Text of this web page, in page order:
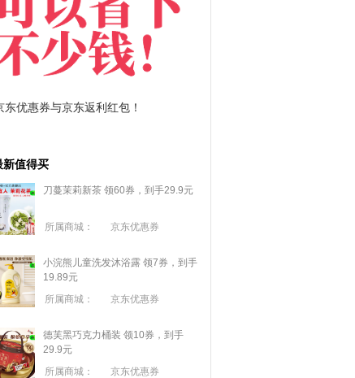
多多优惠券+拼多多返利
新值得买
刀蔓茉莉新茶 领60券，到手29.9元
所属商城： 京东优惠券
小浣熊儿童洗发沐浴露 领7券，到手
19.89元
所属商城：
京东优惠券
德芙黑巧克力桶装 领10券，到手
29.9元
所属商城：
京东优惠券